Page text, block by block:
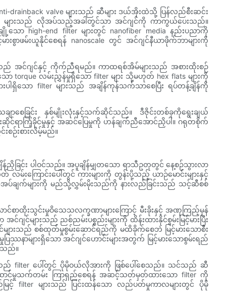
drainback valve များသည် ဆီများ ဒယ်အိုးထဲသို့ ပြန်လည်စီးဆင်း
များသည် လိုအပ်သည့်အခါတွင်သာ အင်ဂျင်ကို ကာကွယ်ပေးသည်။
ာ high-end filter များတွင် nanofiber media နည်းပညာကို
ာဖမ်းယူနိုင်စေရန် nanoscale တွင် အင်ဂျင်နီယာဖိုက်ဘာများကို
အင်ဂျင်နှင့် ကိုက်ညီရမည်။ ကာထရစ်အိမ်များသည် အစားထိုးစဉ်
လမ်းညွှန်မှုရှိသော filter များ သို့မဟုတ် hex flats များကို
းပါရှိသော filter များသည် အချိန်ကုန်သက်သာစေပြီး ရပ်တန့်ချိန်ကို
ျာစေခြင်း နှစ်မျိုးလုံးနှင့်သက်ဆိုင်သည်။ ဒီဇိုင်းတစ်ခုကိုရွေးချယ်
ဆိုင်ရာကြံ့ခိုင်မှုနှင့် အဆင်ပြေမှုကို ဟန်ချက်ညီအောင်ညှိပါ။ ဂရုတစိုက်
စဉ်းစားလိမ့်မည်။
ညှိခြင်း ပါဝင်သည်။ အပူချိန်မျှတသော ရာသီဥတုတွင် နေ့စဉ်သွားလာ
းကြောင်းပေါ်တွင် ကားများကို တွန်းပို့သည့် ယာဉ်မောင်းများနှင့်
အပ်ချက်များကို မည်သို့လွှမ်းမိုးသည်ကို နားလည်ခြင်းသည် သင့်ဆီစစ်
ာင်စာထိုးသွင်းမှုဝိသေသလက္ခဏာများကြောင့် မီးခိုးနှင့် အဏုကြည့်မှန်
ျင်များသည် ညစ်ညမ်းပစ္စည်းများကို ထိန်းထားနိုင်စွမ်းမြင့်မားပြီး
င်များသည် စစ်ထုတ်မှုစွမ်းဆောင်ရည်ကို မထိခိုက်စေဘဲ မြင့်မားသောစီး
နာများရှိသော အင်ဂျင်ဟောင်းများအတွက် မြင့်မားသောစွမ်းရည်
သည်။
ျားသည် filter ပေါ်တွင် ပိုမိုဝယ်လိုအားကို ဖြစ်ပေါ်စေသည်။ သင်သည် ဆီ
န်ဆောင်မှုသက်တမ်း ကြာရှည်စေရန် အဆင့်သတ်မှတ်ထားသော filter ကို
ြင့် filter များသည် ပြင်းထန်သော လည်ပတ်မှုကာလများတွင် ပိုမို